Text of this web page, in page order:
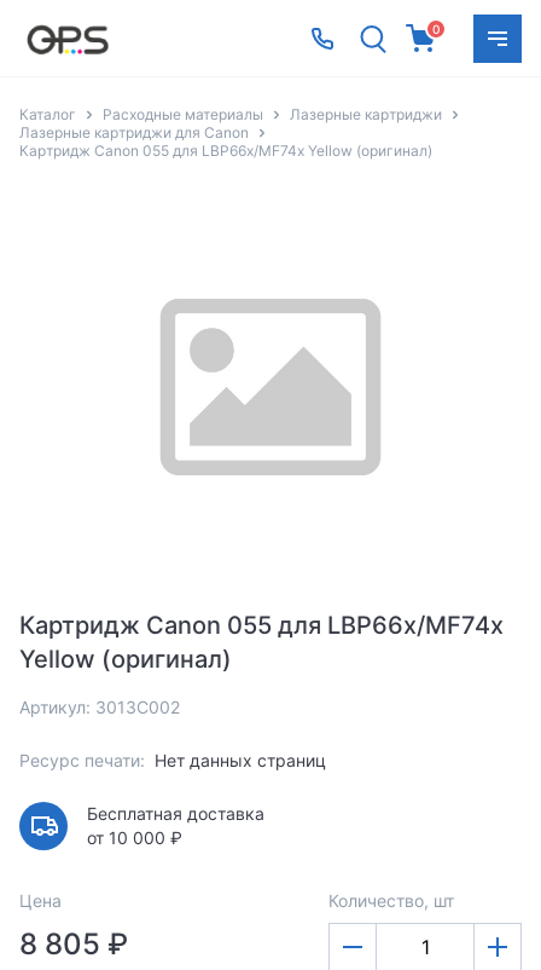
0
Каталог Расходные материалы
Лазерные картриджи
Лазерные картриджи для Canon
Картридж Canon 055 для LBP66x/MF74x Yellow (оригинал)
Картридж Canon 055 для LBP66x/MF74x
Yellow (оригинал)
Артикул: 3013C002
Ресурс печати: Нет данных страниц
Бесплатная доставка
от 10 000 ₽
Цена
8 805 ₽
Количество, шт